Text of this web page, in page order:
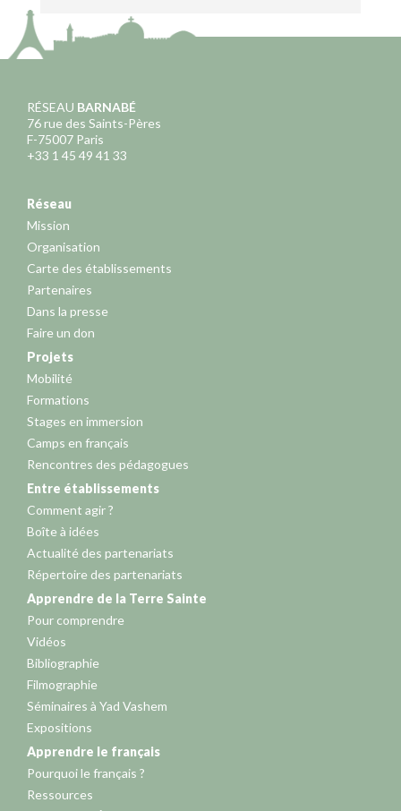
RÉSEAU BARNABÉ
76 rue des Saints-Pères
F-75007 Paris
+33 1 45 49 41 33
Réseau
Mission
Organisation
Carte des établissements
Partenaires
Dans la presse
Faire un don
Projets
Mobilité
Formations
Stages en immersion
Camps en français
Rencontres des pédagogues
Entre établissements
Comment agir ?
Boîte à idées
Actualité des partenariats
Répertoire des partenariats
Apprendre de la Terre Sainte
Pour comprendre
Vidéos
Bibliographie
Filmographie
Séminaires à Yad Vashem
Expositions
Apprendre le français
Pourquoi le français ?
Ressources